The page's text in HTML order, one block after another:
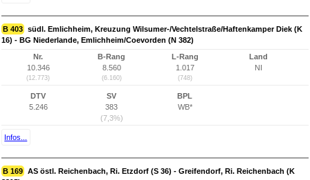
B 403 südl. Emlichheim, Kreuzung Wilsumer-/Vechtelstraße/Haftenkamper Diek (K
16) - BG Niederlande, Emlichheim/Coevorden (N 382)
Nr.
10.346
(12.773)
B-Rang
8.560
(6.160)
L-Rang
1.017
(748)
Land
NI
DTV
5.246
SV
383
(7,3%)
BPL
WB*
Infos...
B 169 AS östl. Reichenbach, Ri. Etzdorf (S 36) - Greifendorf, Ri. Reichenbach (K